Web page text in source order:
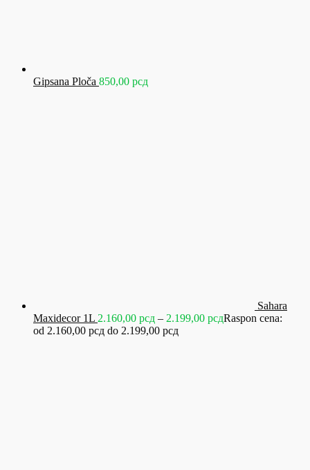
Gipsana Ploča 850,00 рсд
Sahara
Maxidecor 1L 2.160,00 рсд – 2.199,00 рсдRaspon cena:
od 2.160,00 рсд do 2.199,00 рсд